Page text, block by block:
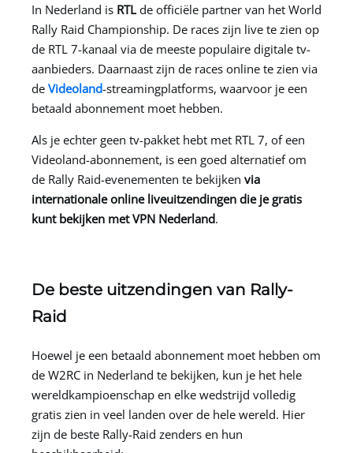
In Nederland is RTL de officiële partner van het World
Rally Raid Championship. De races zijn live te zien op
de RTL 7-kanaal via de meeste populaire digitale tv-
aanbieders. Daarnaast zijn de races online te zien via
de Videoland-streamingplatforms, waarvoor je een
betaald abonnement moet hebben.
Als je echter geen tv-pakket hebt met RTL 7, of een
Videoland-abonnement, is een goed alternatief om
de Rally Raid-evenementen te bekijken via
internationale online liveuitzendingen die je gratis
kunt bekijken metVPN Nederland.
De beste uitzendingen van Rally-
Raid
Hoewel je een betaald abonnement moet hebben om
de W2RC in Nederland te bekijken, kun je het hele
wereldkampioenschap en elke wedstrijd volledig
gratis zien in veel landen over de hele wereld. Hier
zijn de beste Rally-Raid zenders en hun